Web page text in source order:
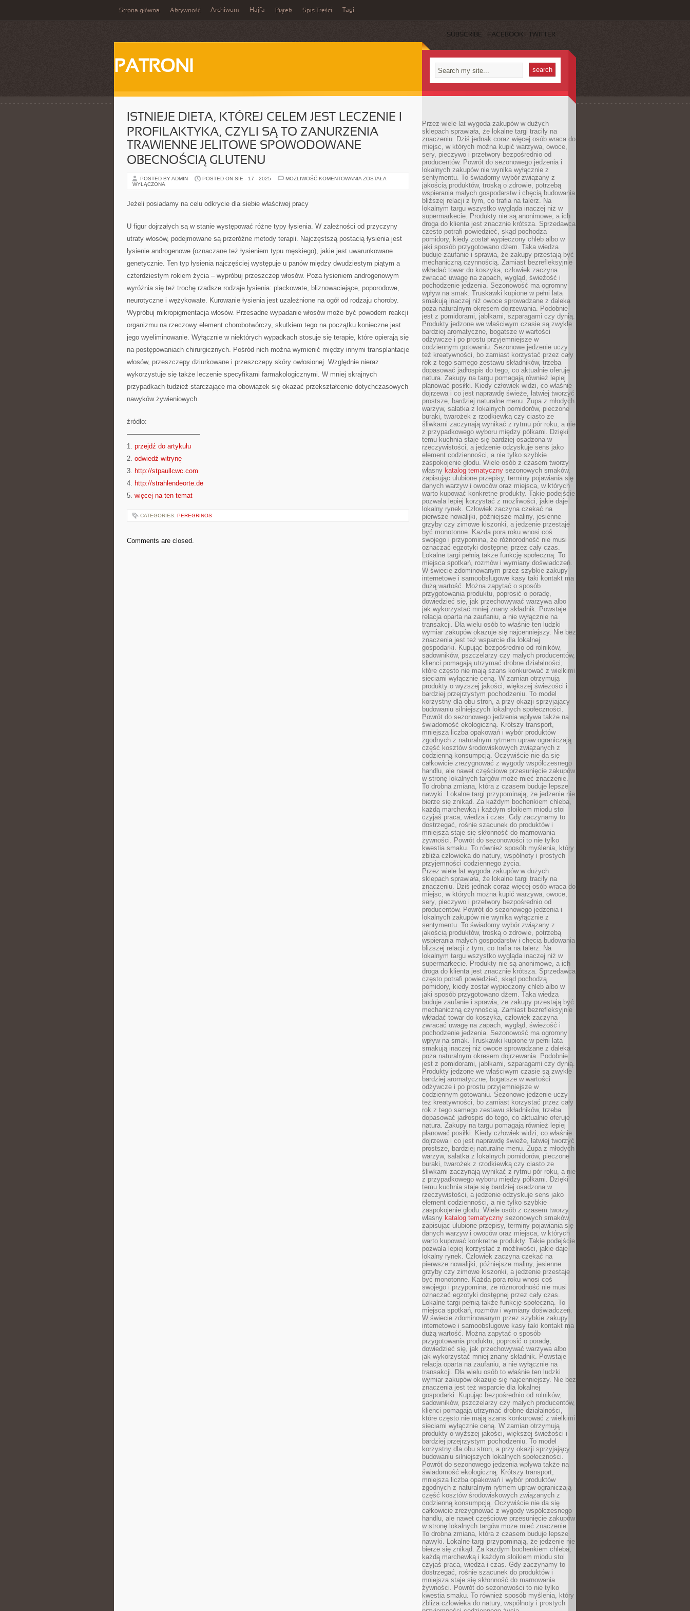
Strona główna Aktywność Archiwum Hajfa Piątek Spis Treści Tagi
SUBSCRIBE FACEBOOK TWITTER
PATRONI
ISTNIEJE DIETA, KTÓREJ CELEM JEST LECZENIE I
PROFILAKTYKA, CZYLI SĄ TO ZANURZENIA
TRAWIENNE JELITOWE SPOWODOWANE
OBECNOŚCIĄ GLUTENU
POSTED BY ADMIN POSTED ON SIE - 17 - 2025 MOŻLIWOŚĆ KOMENTOWANIA ISTNIEJE
CZYLI
SĄ
ZANURZENIA
JELITOWE
OBECNOŚCIĄ
GLUTENU
ZOSTAŁA
WYŁĄCZONA
Jeżeli posiadamy na celu odkrycie dla siebie właściwej pracy
U figur dojrzałych są w stanie występować różne typy łysienia. W zależności od przyczyny
utraty włosów, podejmowane są przeróżne metody terapii. Najczęstszą postacią łysienia jest
łysienie androgenowe (oznaczane też łysieniem typu męskiego), jakie jest uwarunkowane
genetycznie. Ten typ łysienia najczęściej występuje u panów między dwudziestym piątym a
czterdziestym rokiem życia – wypróbuj przeszczep włosów. Poza łysieniem androgenowym
wyróżnia się też trochę rzadsze rodzaje łysienia: plackowate, bliznowaciejące, poporodowe,
neurotyczne i wężykowate. Kurowanie łysienia jest uzależnione na ogół od rodzaju choroby.
Wypróbuj mikropigmentacja włosów. Przesadne wypadanie włosów może być powodem reakcji
organizmu na rzeczowy element chorobotwórczy, skutkiem tego na początku konieczne jest
jego wyeliminowanie. Wyłącznie w niektórych wypadkach stosuje się terapie, które opierają się
na postępowaniach chirurgicznych. Pośród nich można wymienić między innymi transplantacje
włosów, przeszczepy dziurkowane i przeszczepy skóry owłosionej. Względnie nieraz
wykorzystuje się także leczenie specyfikami farmakologicznymi. W mniej skrajnych
przypadkach tudzież starczające ma obowiązek się okazać przekształcenie dotychczasowych
nawyków żywieniowych.
źródło:
———————————
1. przejdź do artykułu
2. odwiedź witrynę
3. http://stpaullcwc.com
4. http://strahlendeorte.de
5. więcej na ten temat
CATEGORIES: PEREGRINOS
Comments are closed.
Przez wiele lat wygoda zakupów w dużych
sklepach sprawiała, że lokalne targi traciły na
znaczeniu. Dziś jednak coraz więcej osób wraca do
miejsc, w których można kupić warzywa, owoce,
sery, pieczywo i przetwory bezpośrednio od
producentów. Powrót do sezonowego jedzenia i
lokalnych zakupów nie wynika wyłącznie z
sentymentu. To świadomy wybór związany z
jakością produktów, troską o zdrowie, potrzebą
wspierania małych gospodarstw i chęcią budowania
bliższej relacji z tym, co trafia na talerz. Na
lokalnym targu wszystko wygląda inaczej niż w
supermarkecie. Produkty nie są anonimowe, a ich
droga do klienta jest znacznie krótsza. Sprzedawca
często potrafi powiedzieć, skąd pochodzą
pomidory, kiedy został wypieczony chleb albo w
jaki sposób przygotowano dżem. Taka wiedza
buduje zaufanie i sprawia, że zakupy przestają być
mechaniczną czynnością. Zamiast bezrefleksyjnie
wkładać towar do koszyka, człowiek zaczyna
zwracać uwagę na zapach, wygląd, świeżość i
pochodzenie jedzenia. Sezonowość ma ogromny
wpływ na smak. Truskawki kupione w pełni lata
smakują inaczej niż owoce sprowadzane z daleka
poza naturalnym okresem dojrzewania. Podobnie
jest z pomidorami, jabłkami, szparagami czy dynią.
Produkty jedzone we właściwym czasie są zwykle
bardziej aromatyczne, bogatsze w wartości
odżywcze i po prostu przyjemniejsze w
codziennym gotowaniu. Sezonowe jedzenie uczy
też kreatywności, bo zamiast korzystać przez cały
rok z tego samego zestawu składników, trzeba
dopasować jadłospis do tego, co aktualnie oferuje
natura. Zakupy na targu pomagają również lepiej
planować posiłki. Kiedy człowiek widzi, co właśnie
dojrzewa i co jest naprawdę świeże, łatwiej tworzyć
prostsze, bardziej naturalne menu. Zupa z młodych
warzyw, sałatka z lokalnych pomidorów, pieczone
buraki, twarożek z rzodkiewką czy ciasto ze
śliwkami zaczynają wynikać z rytmu pór roku, a nie
z przypadkowego wyboru między półkami. Dzięki
temu kuchnia staje się bardziej osadzona w
rzeczywistości, a jedzenie odzyskuje sens jako
element codzienności, a nie tylko szybkie
zaspokojenie głodu. Wiele osób z czasem tworzy
własny katalog tematyczny sezonowych smaków,
zapisując ulubione przepisy, terminy pojawiania się
danych warzyw i owoców oraz miejsca, w których
warto kupować konkretne produkty. Takie podejście
pozwala lepiej korzystać z możliwości, jakie daje
lokalny rynek. Człowiek zaczyna czekać na
pierwsze nowalijki, późniejsze maliny, jesienne
grzyby czy zimowe kiszonki, a jedzenie przestaje
być monotonne. Każda pora roku wnosi coś
swojego i przypomina, że różnorodność nie musi
oznaczać egzotyki dostępnej przez cały czas.
Lokalne targi pełnią także funkcję społeczną. To
miejsca spotkań, rozmów i wymiany doświadczeń.
W świecie zdominowanym przez szybkie zakupy
internetowe i samoobsługowe kasy taki kontakt ma
dużą wartość. Można zapytać o sposób
przygotowania produktu, poprosić o poradę,
dowiedzieć się, jak przechowywać warzywa albo
jak wykorzystać mniej znany składnik. Powstaje
relacja oparta na zaufaniu, a nie wyłącznie na
transakcji. Dla wielu osób to właśnie ten ludzki
wymiar zakupów okazuje się najcenniejszy. Nie bez
znaczenia jest też wsparcie dla lokalnej
gospodarki. Kupując bezpośrednio od rolników,
sadowników, pszczelarzy czy małych producentów,
klienci pomagają utrzymać drobne działalności,
które często nie mają szans konkurować z wielkimi
sieciami wyłącznie ceną. W zamian otrzymują
produkty o wyższej jakości, większej świeżości i
bardziej przejrzystym pochodzeniu. To model
korzystny dla obu stron, a przy okazji sprzyjający
budowaniu silniejszych lokalnych społeczności.
Powrót do sezonowego jedzenia wpływa także na
świadomość ekologiczną. Krótszy transport,
mniejsza liczba opakowań i wybór produktów
zgodnych z naturalnym rytmem upraw ograniczają
część kosztów środowiskowych związanych z
codzienną konsumpcją. Oczywiście nie da się
całkowicie zrezygnować z wygody współczesnego
handlu, ale nawet częściowe przesunięcie zakupów
w stronę lokalnych targów może mieć znaczenie.
To drobna zmiana, która z czasem buduje lepsze
nawyki. Lokalne targi przypominają, że jedzenie nie
bierze się znikąd. Za każdym bochenkiem chleba,
każdą marchewką i każdym słoikiem miodu stoi
czyjaś praca, wiedza i czas. Gdy zaczynamy to
dostrzegać, rośnie szacunek do produktów i
mniejsza staje się skłonność do marnowania
żywności. Powrót do sezonowości to nie tylko
kwestia smaku. To również sposób myślenia, który
zbliża człowieka do natury, wspólnoty i prostych
przyjemności codziennego życia.
Przez wiele lat wygoda zakupów w dużych
sklepach sprawiała, że lokalne targi traciły na
znaczeniu. Dziś jednak coraz więcej osób wraca do
miejsc, w których można kupić warzywa, owoce,
sery, pieczywo i przetwory bezpośrednio od
producentów. Powrót do sezonowego jedzenia i
lokalnych zakupów nie wynika wyłącznie z
sentymentu. To świadomy wybór związany z
jakością produktów, troską o zdrowie, potrzebą
wspierania małych gospodarstw i chęcią budowania
bliższej relacji z tym, co trafia na talerz. Na
lokalnym targu wszystko wygląda inaczej niż w
supermarkecie. Produkty nie są anonimowe, a ich
droga do klienta jest znacznie krótsza. Sprzedawca
często potrafi powiedzieć, skąd pochodzą
pomidory, kiedy został wypieczony chleb albo w
jaki sposób przygotowano dżem. Taka wiedza
buduje zaufanie i sprawia, że zakupy przestają być
mechaniczną czynnością. Zamiast bezrefleksyjnie
wkładać towar do koszyka, człowiek zaczyna
zwracać uwagę na zapach, wygląd, świeżość i
pochodzenie jedzenia. Sezonowość ma ogromny
wpływ na smak. Truskawki kupione w pełni lata
smakują inaczej niż owoce sprowadzane z daleka
poza naturalnym okresem dojrzewania. Podobnie
jest z pomidorami, jabłkami, szparagami czy dynią.
Produkty jedzone we właściwym czasie są zwykle
bardziej aromatyczne, bogatsze w wartości
odżywcze i po prostu przyjemniejsze w
codziennym gotowaniu. Sezonowe jedzenie uczy
też kreatywności, bo zamiast korzystać przez cały
rok z tego samego zestawu składników, trzeba
dopasować jadłospis do tego, co aktualnie oferuje
natura. Zakupy na targu pomagają również lepiej
planować posiłki. Kiedy człowiek widzi, co właśnie
dojrzewa i co jest naprawdę świeże, łatwiej tworzyć
prostsze, bardziej naturalne menu. Zupa z młodych
warzyw, sałatka z lokalnych pomidorów, pieczone
buraki, twarożek z rzodkiewką czy ciasto ze
śliwkami zaczynają wynikać z rytmu pór roku, a nie
z przypadkowego wyboru między półkami. Dzięki
temu kuchnia staje się bardziej osadzona w
rzeczywistości, a jedzenie odzyskuje sens jako
element codzienności, a nie tylko szybkie
zaspokojenie głodu. Wiele osób z czasem tworzy
własny katalog tematyczny sezonowych smaków,
zapisując ulubione przepisy, terminy pojawiania się
danych warzyw i owoców oraz miejsca, w których
warto kupować konkretne produkty. Takie podejście
pozwala lepiej korzystać z możliwości, jakie daje
lokalny rynek. Człowiek zaczyna czekać na
pierwsze nowalijki, późniejsze maliny, jesienne
grzyby czy zimowe kiszonki, a jedzenie przestaje
być monotonne. Każda pora roku wnosi coś
swojego i przypomina, że różnorodność nie musi
oznaczać egzotyki dostępnej przez cały czas.
Lokalne targi pełnią także funkcję społeczną. To
miejsca spotkań, rozmów i wymiany doświadczeń.
W świecie zdominowanym przez szybkie zakupy
internetowe i samoobsługowe kasy taki kontakt ma
dużą wartość. Można zapytać o sposób
przygotowania produktu, poprosić o poradę,
dowiedzieć się, jak przechowywać warzywa albo
jak wykorzystać mniej znany składnik. Powstaje
relacja oparta na zaufaniu, a nie wyłącznie na
transakcji. Dla wielu osób to właśnie ten ludzki
wymiar zakupów okazuje się najcenniejszy. Nie bez
znaczenia jest też wsparcie dla lokalnej
gospodarki. Kupując bezpośrednio od rolników,
sadowników, pszczelarzy czy małych producentów,
klienci pomagają utrzymać drobne działalności,
które często nie mają szans konkurować z wielkimi
sieciami wyłącznie ceną. W zamian otrzymują
produkty o wyższej jakości, większej świeżości i
bardziej przejrzystym pochodzeniu. To model
korzystny dla obu stron, a przy okazji sprzyjający
budowaniu silniejszych lokalnych społeczności.
Powrót do sezonowego jedzenia wpływa także na
świadomość ekologiczną. Krótszy transport,
mniejsza liczba opakowań i wybór produktów
zgodnych z naturalnym rytmem upraw ograniczają
część kosztów środowiskowych związanych z
codzienną konsumpcją. Oczywiście nie da się
całkowicie zrezygnować z wygody współczesnego
handlu, ale nawet częściowe przesunięcie zakupów
w stronę lokalnych targów może mieć znaczenie.
To drobna zmiana, która z czasem buduje lepsze
nawyki. Lokalne targi przypominają, że jedzenie nie
bierze się znikąd. Za każdym bochenkiem chleba,
każdą marchewką i każdym słoikiem miodu stoi
czyjaś praca, wiedza i czas. Gdy zaczynamy to
dostrzegać, rośnie szacunek do produktów i
mniejsza staje się skłonność do marnowania
żywności. Powrót do sezonowości to nie tylko
kwestia smaku. To również sposób myślenia, który
zbliża człowieka do natury, wspólnoty i prostych